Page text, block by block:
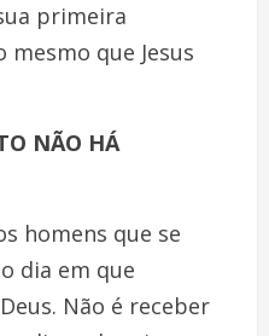
primeira
que Jesus
NÃO HÁ
homens que se
dia em que
Não é receber